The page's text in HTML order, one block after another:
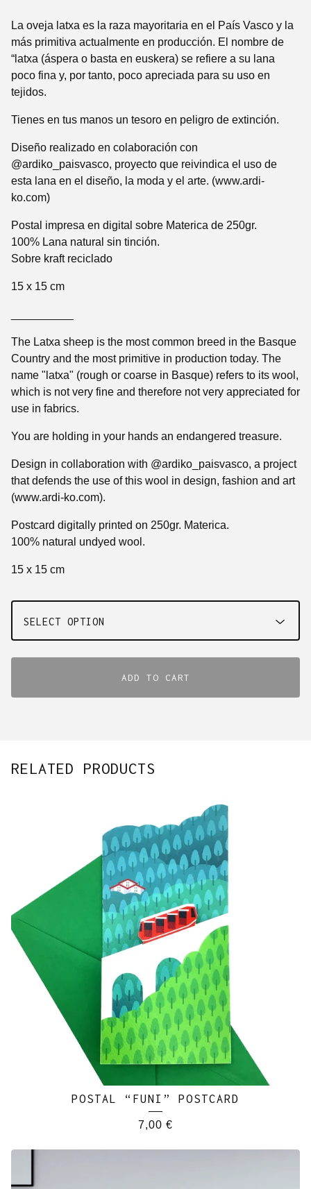
La oveja latxa es la raza mayoritaria en el País Vasco y la
más primitiva actualmente en producción. El nombre de
“latxa (áspera o basta en euskera) se refiere a su lana
poco fina y, por tanto, poco apreciada para su uso en
tejidos.
Tienes en tus manos un tesoro en peligro de extinción.
Diseño realizado en colaboración con
@ardiko_paisvasco, proyecto que reivindica el uso de
esta lana en el diseño, la moda y el arte. (www.ardi-
ko.com)
Postal impresa en digital sobre Materica de 250gr.
100% Lana natural sin tinción.
Sobre kraft reciclado
15 x 15 cm
The Latxa sheep is the most common breed in the Basque
Country and the most primitive in production today. The
name "latxa" (rough or coarse in Basque) refers to its wool,
which is not very fine and therefore not very appreciated for
use in fabrics.
You are holding in your hands an endangered treasure.
Design in collaboration with @ardiko_paisvasco, a project
that defends the use of this wool in design, fashion and art
(www.ardi-ko.com).
Postcard digitally printed on 250gr. Materica.
100% natural undyed wool.
15 x 15 cm
ADD TO CART
RELATED PRODUCTS
POSTAL “FUNI” POSTCARD
7,00 €